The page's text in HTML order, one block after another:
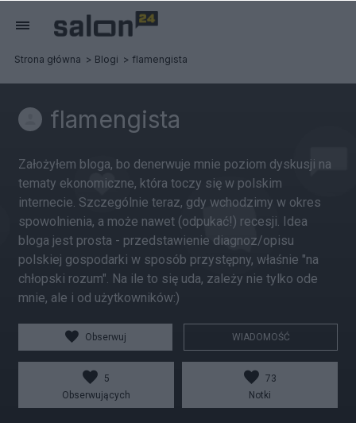
Strona główna Blogi flamengista
flamengista
Założyłem bloga, bo denerwuje mnie poziom dyskusji na
tematy ekonomiczne, która toczy się w polskim
internecie. Szczególnie teraz, gdy wchodzimy w okres
spowolnienia, a może nawet (odpukać!) recesji. Idea
bloga jest prosta - przedstawienie diagnoz/opisu
polskiej gospodarki w sposób przystępny, właśnie "na
chłopski rozum". Na ile to się uda, zależy nie tylko ode
mnie, ale i od użytkowników:)
Obserwuj WIADOMOŚĆ
5
Obserwujących
73
Notki